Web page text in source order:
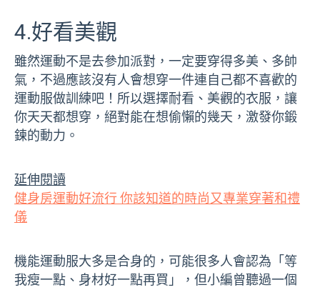
4.好看美觀
雖然運動不是去參加派對，一定要穿得多美、多帥
氣，不過應該沒有人會想穿一件連自己都不喜歡的
運動服做訓練吧！所以選擇耐看、美觀的衣服，讓
你天天都想穿，絕對能在想偷懶的幾天，激發你鍛
鍊的動力。
延伸閱讀
健身房運動好流行 你該知道的時尚又專業穿著和禮
儀
機能運動服大多是合身的，可能很多人會認為「等
我瘦一點、身材好一點再買」，但小編曾聽過一個